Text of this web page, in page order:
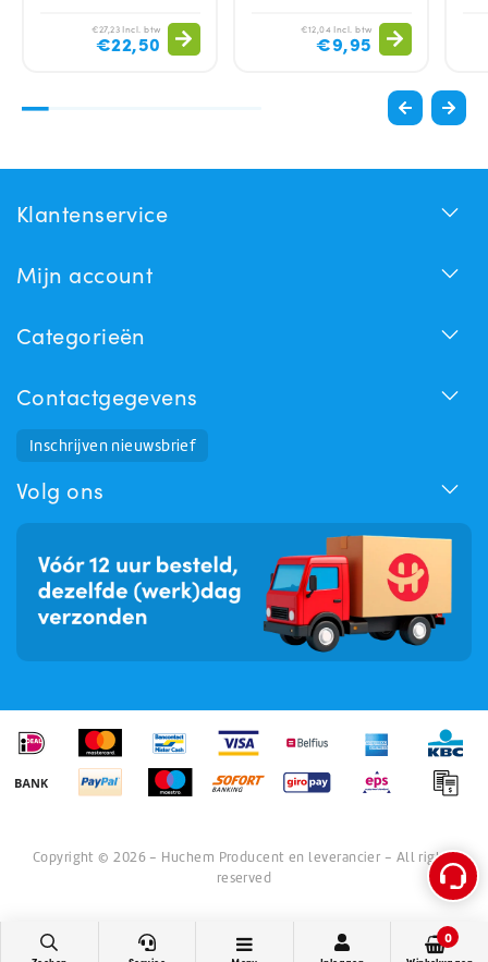
0
€27,23 Incl. btw
€22,50
€12,04 Incl. btw
€9,95
Klantenservice
Mijn account
Categorieën
Contactgegevens
Inschrijven nieuwsbrief
Volg ons
Copyright © 2026 - Huchem Producent en leverancier - All rights
reserved